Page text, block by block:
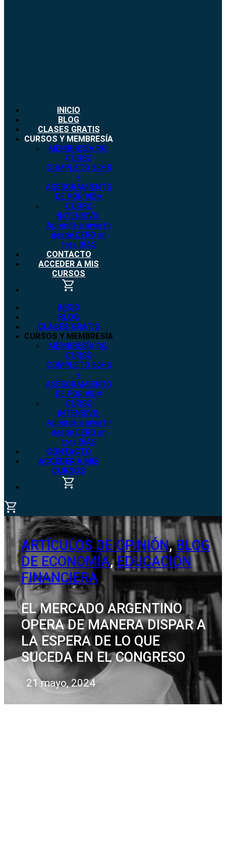
INICIO
BLOG
CLASES GRATIS
CURSOS Y MEMBRESÍA
MEMBRESÍA RG:
CURSO
COMPLETO 50HS
+
ASESORAMIENTO
DE POR VIDA
CURSO
INTENSIVO:
Aprendé a invertir
desde CERO en
tres DÍAS
CONTACTO
ACCEDER A MIS
CURSOS
INICIO
BLOG
CLASES GRATIS
CURSOS Y MEMBRESÍA
MEMBRESÍA RG:
CURSO
COMPLETO 50HS
+
ASESORAMIENTO
DE POR VIDA
CURSO
INTENSIVO:
Aprendé a invertir
desde CERO en
tres DÍAS
CONTACTO
ACCEDER A MIS
CURSOS
ARTÍCULOS DE OPINIÓN,BLOG
DE ECONOMÍA,EDUCACIÓN
FINANCIERA
EL MERCADO ARGENTINO
OPERA DE MANERA DISPAR A
LA ESPERA DE LO QUE
SUCEDA EN EL CONGRESO
21 mayo, 2024